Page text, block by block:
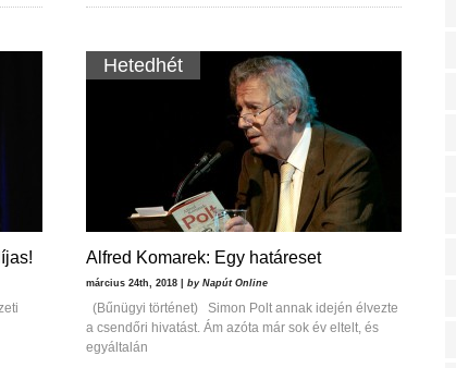
Hetedhét
Alfred Komarek: Egy határeset
március 24th, 2018 | by Napút Online
(Bűnügyi történet) Simon Polt annak idején élvezte
a csendőri hivatást. Ám azóta már sok év eltelt, és
egyáltalán